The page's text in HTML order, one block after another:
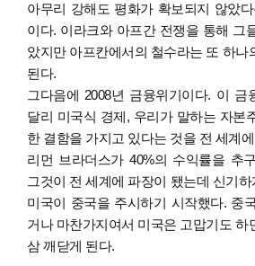
아무리 강해도 평화가 확보되지 않았
이다. 이라크와 아프간 전쟁을 통해 그
았지만 아프칸에서의 철수라는 또 하나
된다.
그다음에 2008년 금융위기이다. 이 금
달리 미국식 경제, 우리가 말하는 자본
한 결함을 가지고 있다는 것을 전 세계
리먼 브라더스가 40%의 수익률을 추
그것이 전 세계에 파장이 됐는데 신기
미국이 중국을 주시하기 시작했다. 중
거나 마찬가지여서 미국은 고맙기도 하
삼 깨닫게 된다.